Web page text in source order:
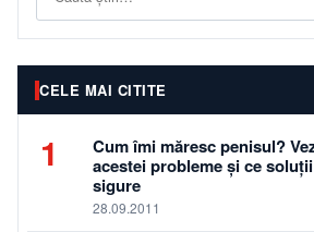
CELE MAI CITITE
1
Cum îmi măresc penisul?
acestei probleme și ce
sigure
28.09.2011